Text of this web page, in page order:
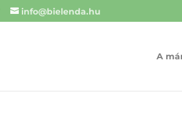
info@bielenda.hu
A